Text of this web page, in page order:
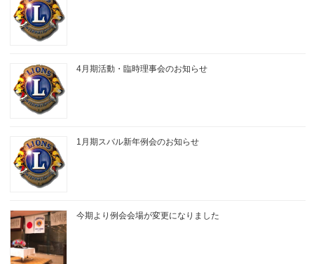
4月期活動・臨時理事会のお知らせ
1月期スバル新年例会のお知らせ
今期より例会会場が変更になりました